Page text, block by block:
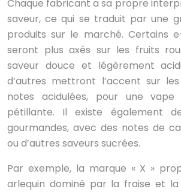
Chaque fabricant a sa propre
saveur, ce qui se traduit par une
produits sur le marché. Certains
seront plus axés sur les fruits
saveur douce et légèrement
d’autres mettront l’accent sur
notes acidulées, pour une
pétillante. Il existe également
gourmandes, avec des notes de
ou d’autres saveurs sucrées.
Par exemple, la marque « X »
arlequin dominé par la fraise et la